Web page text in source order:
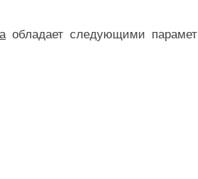
обладает следующими